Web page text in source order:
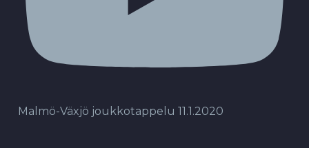
Malmö-Växjö joukkotappelu 11.1.2020